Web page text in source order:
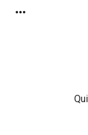
more_horiz